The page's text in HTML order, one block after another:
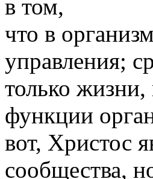
в том,
что в
управления;
только
функции
вот, Христос
со­общества,